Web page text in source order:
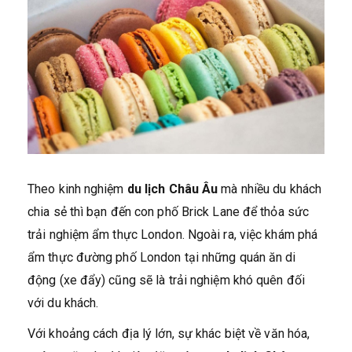
Theo kinh nghiệm du lịch Châu Âu mà nhiều du khách
chia sẻ thì bạn đến con phố Brick Lane để thỏa sức
trải nghiệm ẩm thực London. Ngoài ra, việc khám phá
ẩm thực đường phố London tại những quán ăn di
động (xe đẩy) cũng sẽ là trải nghiệm khó quên đối
với du khách.
Với khoảng cách địa lý lớn, sự khác biệt về văn hóa,